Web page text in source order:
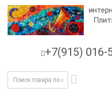
+7(915) 016-